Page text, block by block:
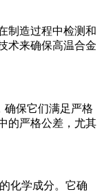
制造过程中检测和
术来确保高温合金
确保它们满足严格
的严格公差，尤其
的化学成分。它确